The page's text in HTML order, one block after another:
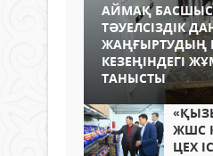
АЙМАҚ
ТӘУЕЛСІЗДІК
ЖАҢҒЫРТУДЫҢ
КЕЗЕҢІНДЕГІ
ТАНЫСТЫ
ЖШС
ЦЕХ